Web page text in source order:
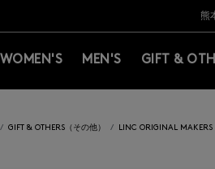
新規登録のお客様も対象！＜MY 【夏
熊
新規登録のお客様も対象！＜MY 【夏
WOMEN'S MEN'S GIFT &
GIFT & OTHERS（その他） LINC ORIGINAL